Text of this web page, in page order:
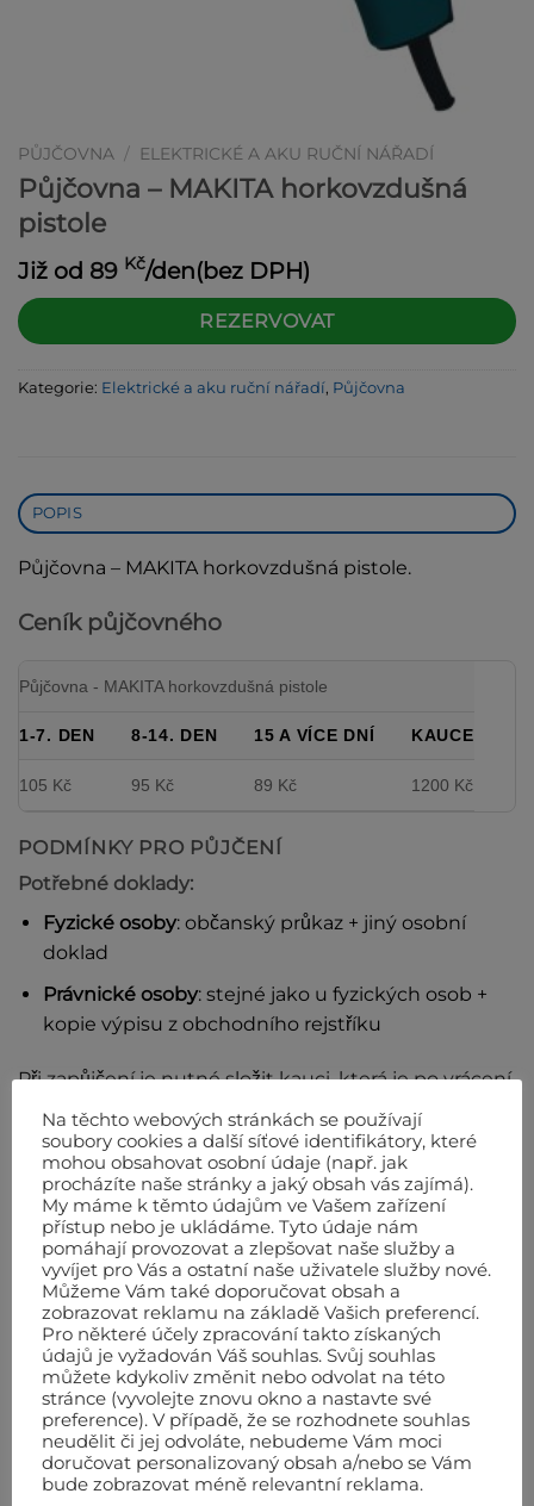
PŮJČOVNA / ELEKTRICKÉ A AKU RUČNÍ NÁŘADÍ
Půjčovna – MAKITA horkovzdušná
pistole
Již od 89 Kč/den(bez DPH)
REZERVOVAT
Alternative:
Kategorie: Elektrické a aku ruční nářadí, Půjčovna
POPIS
Půjčovna – MAKITA horkovzdušná pistole.
Ceník půjčovného
Půjčovna - MAKITA horkovzdušná pistole
1-7. DEN 8-14. DEN 15 A VÍCE DNÍ KAUCE
105 Kč 95 Kč 89 Kč 1200 Kč
PODMÍNKY PRO PŮJČENÍ
Potřebné doklady:
Fyzické osoby: občanský průkaz + jiný osobní
doklad
Právnické osoby: stejné jako u fyzických osob +
kopie výpisu z obchodního rejstříku
Při zapůjčení je nutné složit kauci, která je po vrácení
vyplacena zpět. Cena půjčovného je za jeden
kalendářní den bez DPH. U některých strojů je zvlášť
účtováno opotřebení nástroje a příslušenství (např.
Diamantové kotouče, železa do bouracích kladiv,
brusné a řezné kotouče, pytlíky do vysavačů, palivo
atd.)
Informujte se též na levnější sazby přes víkend.
SOUVISEJÍCÍ PRODUKTY
Na těchto webových stránkách se používají
soubory cookies a další síťové identifikátory, které
mohou obsahovat osobní údaje (např. jak
procházíte naše stránky a jaký obsah vás zajímá).
My máme k těmto údajům ve Vašem zařízení
přístup nebo je ukládáme. Tyto údaje nám
pomáhají provozovat a zlepšovat naše služby a
vyvíjet pro Vás a ostatní naše uživatele služby nové.
Můžeme Vám také doporučovat obsah a
zobrazovat reklamu na základě Vašich preferencí.
Pro některé účely zpracování takto získaných
údajů je vyžadován Váš souhlas. Svůj souhlas
můžete kdykoliv změnit nebo odvolat na této
stránce (vyvolejte znovu okno a nastavte své
preference). V případě, že se rozhodnete souhlas
neudělit či jej odvoláte, nebudeme Vám moci
doručovat personalizovaný obsah a/nebo se Vám
bude zobrazovat méně relevantní reklama.